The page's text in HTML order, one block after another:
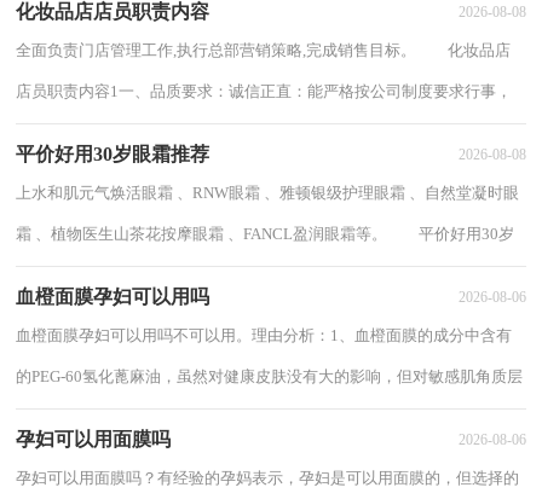
化妆品店店员职责内容 2026-08-08
全面负责门店管理工作,执行总部营销策略,完成销售目标。 化妆品店
店员职责内容1一、品质要求：诚信正直：能严格按公司制度要求行事，
平价好用30岁眼霜推荐 2026-08-08
上水和肌元气焕活眼霜 、RNW眼霜 、雅顿银级护理眼霜 、自然堂凝时眼
霜 、植物医生山茶花按摩眼霜 、FANCL盈润眼霜等。 平价好用30岁
血橙面膜孕妇可以用吗 2026-08-06
血橙面膜孕妇可以用吗不可以用。理由分析：1、血橙面膜的成分中含有
的PEG-60氢化蓖麻油，虽然对健康皮肤没有大的影响，但对敏感肌角质层
孕妇可以用面膜吗 2026-08-06
孕妇可以用面膜吗？有经验的孕妈表示，孕妇是可以用面膜的，但选择的